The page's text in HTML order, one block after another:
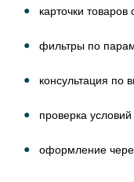
карточки
фильтры по
консультация по
проверка
оформление